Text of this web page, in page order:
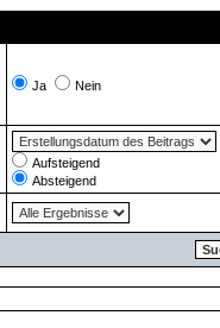
Ja Nein
Aufsteigend
Absteigend